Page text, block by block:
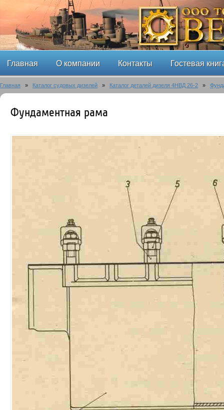
Главная О компании Контакты Гостевая
Главная » Каталог судовых дизелей » Каталог деталей дизеля 4НВД 26-2 »
Фундаментная рама